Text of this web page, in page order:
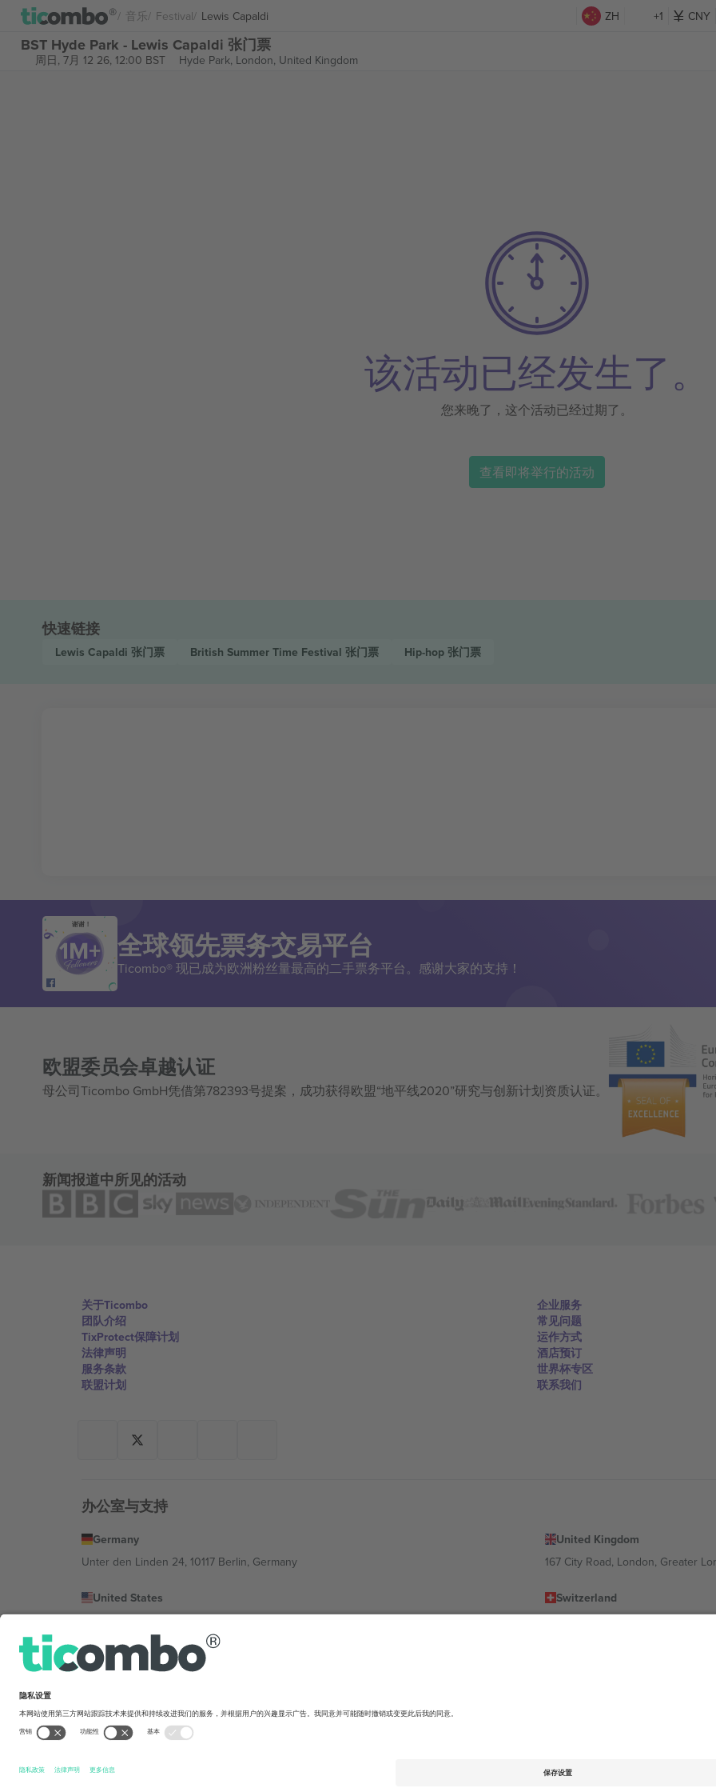
音乐 Festival Lewis Capaldi ZH +1 CNY
BST Hyde Park - Lewis Capaldi 张门票
周日, 7月 12 26, 12:00 BST Hyde Park, London, United Kingdom
该活动已经发生了。
您来晚了，这个活动已经过期了。
查看即将举行的活动
快速链接
Lewis Capaldi 张门票 British Summer Time Festival 张门票 Hip-hop 张门票
谢谢！
全球领先票务交易平台
Ticombo® 现已成为欧洲粉丝量最高的二手票务平台。感谢大家的支持！
欧盟委员会卓越认证
母公司Ticombo GmbH凭借第782393号提案，成功获得欧盟“地平线2020”研究与创新计划资质认证。
新闻报道中所见的活动
关于Ticombo
团队介绍
TixProtect保障计划
法律声明
服务条款
联盟计划
企业服务
常见问题
运作方式
酒店预订
世界杯专区
联系我们
办公室与支持
Germany
Unter den Linden 24, 10117 Berlin, Germany
United Kingdom
167 City Road, London, Greater
United States
Switzerland
Bulgaria
Mexico
Av Chapultepec 360, Roma Norte, Cuauhtémoc, 06700 Ciudad de México, CDMX, Mexico
平台提供商的法律实体可能会因地点、活动和/或领域而有所不同。有关详细信息，请查看特定活动页面、版权声明和条款。,